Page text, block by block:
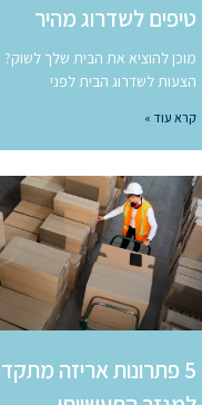
טיפים לשדרוג מהיר
מוכן להוציא את הבית שלך
הצעות לשדרוג הבית לפני
קרא עוד »
5 פתרונות אריזה